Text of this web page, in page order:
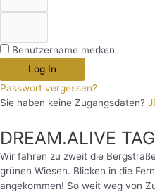
Benutzername merken
Log In
Passwort vergessen?
Sie haben keine Zugangsdaten?
DREAM.ALIVE
Wir fahren zu zweit die
grünen Wiesen. Blicken in die
angekommen! So weit weg von